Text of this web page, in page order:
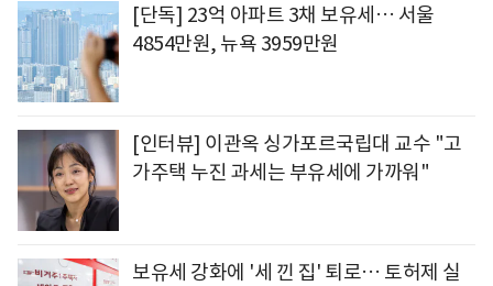
[단독] 23억 아파트 3채 보유세… 서울
4854만원, 뉴욕 3959만원
[인터뷰] 이관옥 싱가포르국립대 교수 "고
가주택 누진 과세는 부유세에 가까워"
보유세 강화에 '세 낀 집' 퇴로… 토허제 실